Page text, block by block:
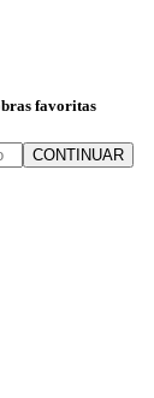
favoritas
CONTINUAR